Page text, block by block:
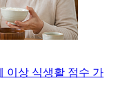
이상 식생활 점수 가